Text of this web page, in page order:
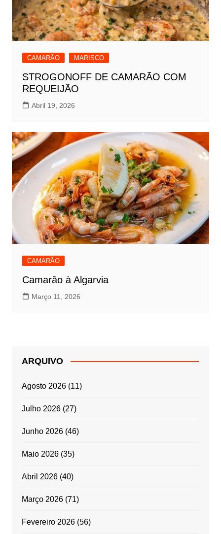
CAMARÃO MARISCO
STROGONOFF DE CAMARÃO COM
REQUEIJÃO
Abril 19, 2026
CAMARÃO
Camarão à Algarvia
Março 11, 2026
ARQUIVO
Agosto 2026(11)
Julho 2026(27)
Junho 2026(46)
Maio 2026(35)
Abril 2026(40)
Março 2026(71)
Fevereiro 2026(56)